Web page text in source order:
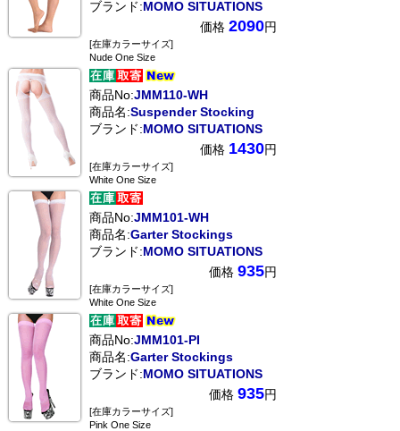
ブランド:MOMO SITUATIONS
価格 2090円
[在庫カラーサイズ]
Nude One Size
商品No:JMM110-WH
商品名:Suspender Stocking
ブランド:MOMO SITUATIONS
価格 1430円
[在庫カラーサイズ]
White One Size
商品No:JMM101-WH
商品名:Garter Stockings
ブランド:MOMO SITUATIONS
価格 935円
[在庫カラーサイズ]
White One Size
商品No:JMM101-PI
商品名:Garter Stockings
ブランド:MOMO SITUATIONS
価格 935円
[在庫カラーサイズ]
Pink One Size